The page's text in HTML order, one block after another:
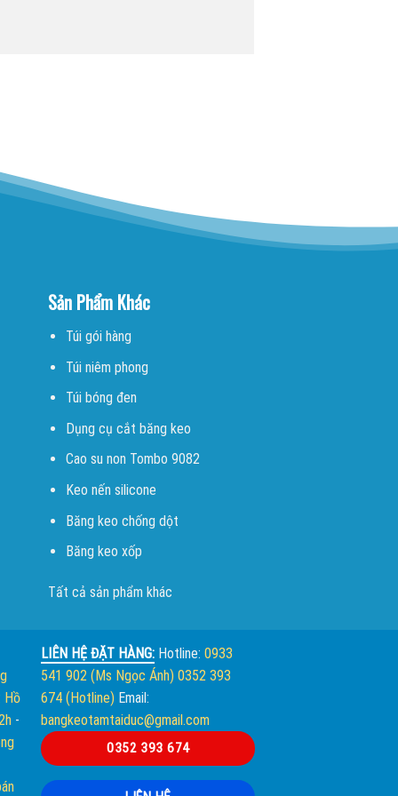
Sản Phẩm Khác
Túi gói hàng
Túi niêm phong
Túi bóng đen
Dụng cụ cắt băng keo
Cao su non Tombo 9082
Keo nến silicone
Băng keo chống dột
Băng keo xốp
Tất cả sản phẩm khác
Hồ
-
LIÊN HỆ ĐẶT HÀNG: Hotline:0933
541 902 (Ms Ngọc Ánh) 0352 393
674 (Hotline) Email:
bangkeotamtaiduc@gmail.com
0352 393 674